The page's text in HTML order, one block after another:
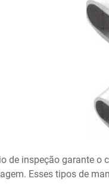
de inspeção garante o
Esses tipos de